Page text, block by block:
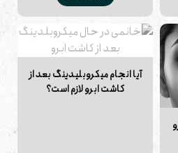
آیا انجام میکروبلیدینگ بعد از
کاشت ابرو لازم است؟